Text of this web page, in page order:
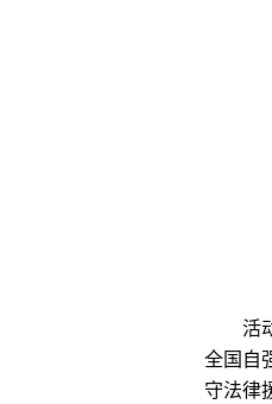
活动
全国自
守法律